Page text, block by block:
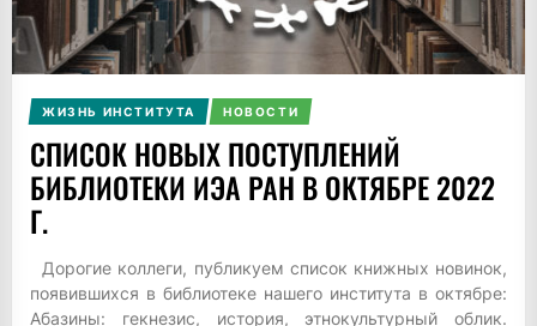
ЖИЗНЬ ИНСТИТУТА НОВОСТИ
СПИСОК НОВЫХ ПОСТУПЛЕНИЙ
БИБЛИОТЕКИ ИЭА РАН В ОКТЯБРЕ 2022
Г.
Дорогие коллеги, публикуем список книжных новинок,
появившихся в библиотеке нашего института в октябре:
Абазины: гекнезис, история, этнокультурный облик.